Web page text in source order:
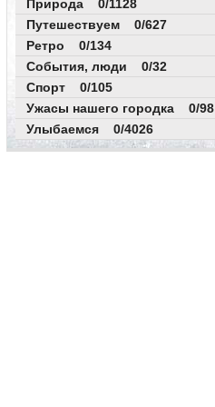
Природа 0/1128
Путешествуем 0/627
Ретро 0/134
События, люди 0/32
Спорт 0/105
Ужасы нашего городка 0/98
Улыбаемся 0/4026